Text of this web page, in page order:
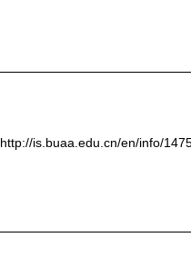
http://is.buaa.edu.cn/en/info/